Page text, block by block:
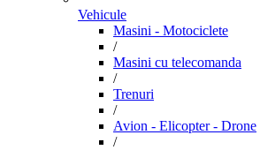
Vehicule
Masini - Motociclete
/
Masini cu telecomanda
/
Trenuri
/
Avion - Elicopter - Drone
/